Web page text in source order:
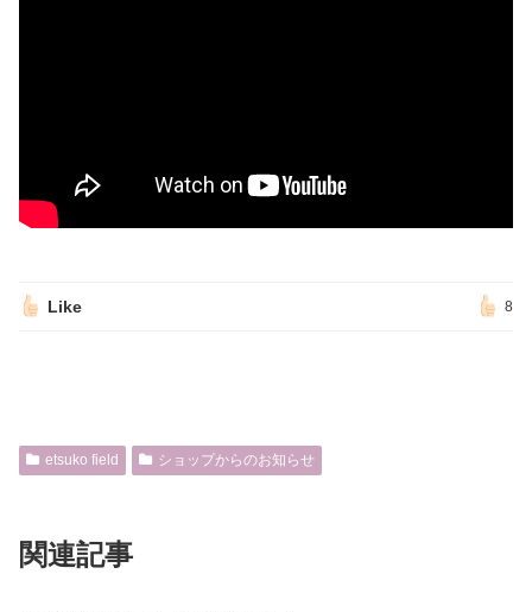
Like 8
etsuko field ショップからのお知らせ
関連記事